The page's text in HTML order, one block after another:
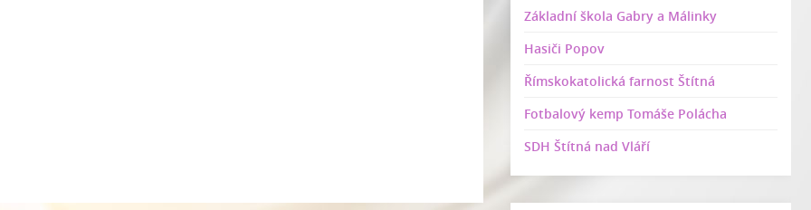
Základní škola Gabry a Málinky
Hasiči Popov
Římskokatolická farnost Štítná
Fotbalový kemp Tomáše Polácha
SDH Štítná nad Vláří